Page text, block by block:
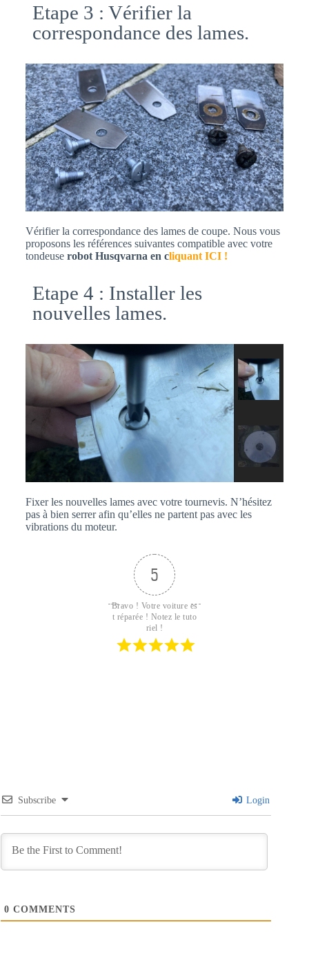
Etape 3 : Vérifier la
correspondance des lames.
Vérifier la correspondance des lames de coupe. Nous vous
proposons les références suivantes compatible avec votre
tondeuserobot Husqvarna en cliquant ICI !
Etape 4 : Installer les
nouvelles lames.
Fixer les nouvelles lames avec votre tournevis. N’hésitez
pas à bien serrer afin qu’elles ne partent pas avec les
vibrations du moteur.
5
Bravo ! Votre voiture es
t réparée ! Notez le tuto
riel !
Subscribe Login
0 COMMENTS